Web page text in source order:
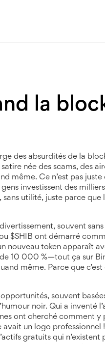
la
des absurdités de la
satire née des scams, des
même. Ce n’est pas
investissent des
utilité, juste parce que
souvent
$SHIB ont démarré
nouveau token apparaît
10 000 %—tout ça sur
même. Parce que
souvent
noir. Qui a inventé
ont cherché comment
un logo professionnel
gratuits qui n’existent